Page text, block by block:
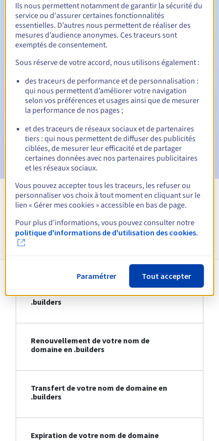
Période de rédemption 30 jours
Notifications automatiques :
E-mails d'avertissement :60, 30, 15, 7 et 3 jours avant la
date d'échéance
E-mail le jour de l'expirationpour notification de la
E-mail après la période de grâce de rédemptionpour
notification de la suppression du nom de domaine
Voir toutes les extensions
Informations sur le .builders
Création de votre nom de domaine en
.builders
Renouvellement de votre nom de
domaine en .builders
Transfert de votre nom de domaine en
.builders
Expiration de votre nom de domaine
Ils nous permettent notamment de garantir la sécurité du
service ou d'assurer certaines fonctionnalités
essentielles. D’autres nous permettent de réaliser des
mesures d’audience anonymes. Ces traceurs sont
exemptés de consentement.
Sous réserve de votre accord, nous utilisons également :
des traceurs de performance et de personnalisation :
qui nous permettent d’améliorer votre navigation
selon vos préférences et usages ainsi que de mesurer
la performance de nos pages ;
et des traceurs de réseaux sociaux et de partenaires
tiers : qui nous permettent de diffuser des publicités
ciblées, de mesurer leur efficacité et de partager
certaines données avec nos partenaires publicitaires
et les réseaux sociaux.
Vous pouvez accepter tous les traceurs, les refuser ou
personnaliser vos choix à tout moment en cliquant sur le
lien « Gérer mes cookies » accessible en bas de page.
Pour plus d’informations, vous pouvez consulter notre
politique d'informations de d'utilisation des cookies.
Paramétrer Tout accepter